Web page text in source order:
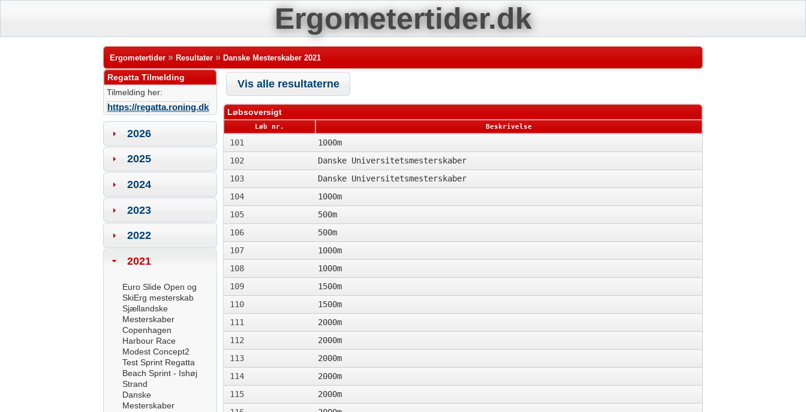
Ergometertider.dk
Ergometertider » Resultater » Danske Mesterskaber 2021
Regatta Tilmelding
Tilmelding her:
https://regatta.roning.dk
2026
2025
2024
2023
2022
2021
Euro Slide Open og
SkiErg mesterskab
Sjællandske
Mesterskaber
Copenhagen
Harbour Race
Modest Concept2
Test Sprint Regatta
Beach Sprint - Ishøj
Strand
Danske
Mesterskaber
Vis alle resultaterne
Løbsoversigt
Løb nr. Beskrivelse
101
1000m
102
Danske Universitetsmesterskaber
103
Danske Universitetsmesterskaber
104
1000m
105
500m
106
500m
107
1000m
108
1000m
109
1500m
110
1500m
111
2000m
112
2000m
113
2000m
114
2000m
115
2000m